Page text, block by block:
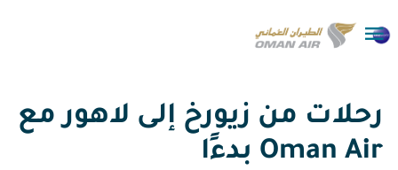

رحلات من زيورخ إلى لاهور مع
Oman Air بدءًا